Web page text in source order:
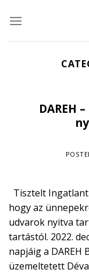
DAREH
Tisztelt
hogy az
udvarok nyitva
tartástól. 2022.
napjáig a DAREH
üzemeltetett